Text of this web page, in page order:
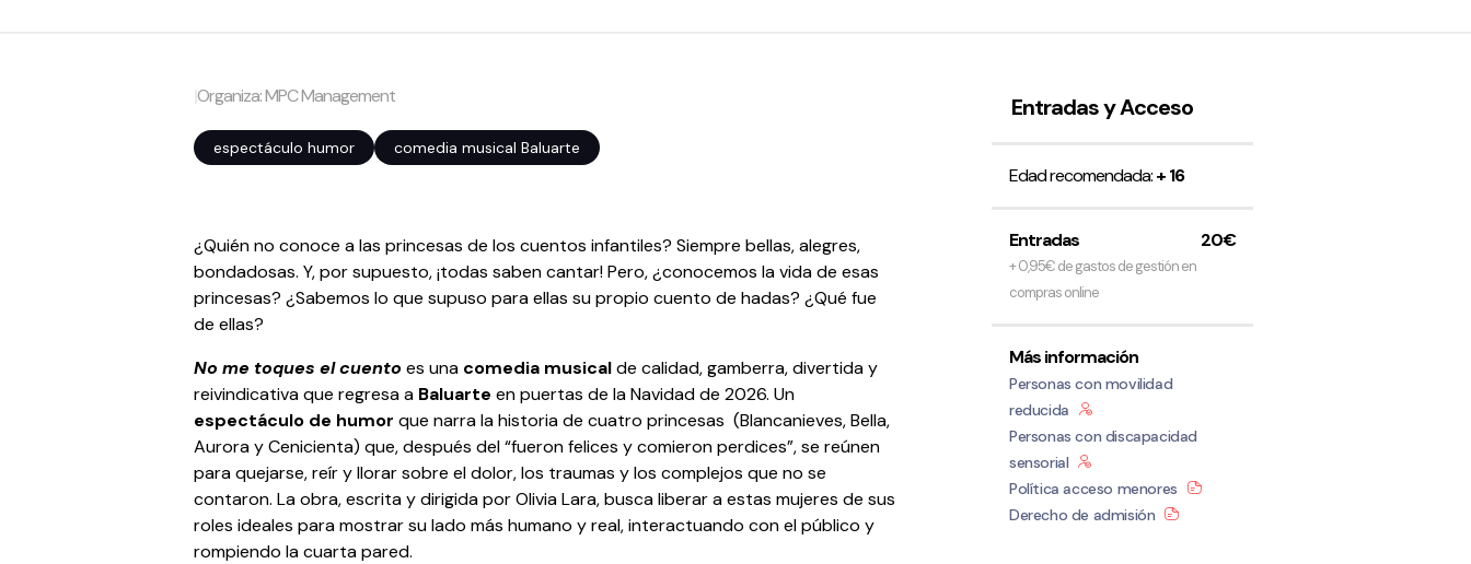
|Organiza: MPC Management
espectáculo humor comedia musical Baluarte
¿Quién no conoce a las princesas de los cuentos infantiles? Siempre bellas, alegres,
bondadosas. Y, por supuesto, ¡todas saben cantar! Pero, ¿conocemos la vida de esas
princesas? ¿Sabemos lo que supuso para ellas su propio cuento de hadas? ¿Qué fue
de ellas?
No me toques el cuento es una comedia musicalde calidad, gamberra, divertida y
reivindicativa que regresa a Baluarteen puertas de la Navidad de 2026. Un
espectáculo de humor que narra la historia de cuatro princesas (Blancanieves, Bella,
Aurora y Cenicienta) que, después del “fueron felices y comieron perdices”, se reúnen
para quejarse, reír y llorar sobre el dolor, los traumas y los complejos que no se
contaron. La obra, escrita y dirigida por Olivia Lara, busca liberar a estas mujeres de sus
roles ideales para mostrar su lado más humano y real, interactuando con el público y
rompiendo la cuarta pared.
Entradas y Acceso
Edad recomendada:+ 16
Entradas 20€
+ 0,95€ de gastos de gestión en
compras online
Más información
Personas con movilidad
reducida
Personas con discapacidad
sensorial
Política acceso menores
Derecho de admisión